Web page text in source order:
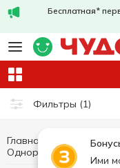
Бесплатная*
Фильтры (1)
Ими
Главная
Одноразовые тарелки